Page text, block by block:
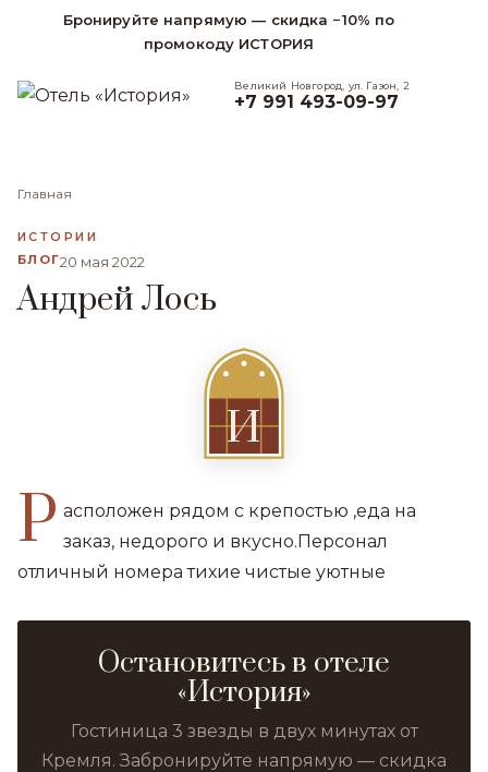
Бронируйте напрямую — скидка −10% по
промокоду ИСТОРИЯ
Великий Новгород, ул. Газон, 2
+7 991 493-09-97
Главная
ИСТОРИИ
БЛОГ20 мая 2022
Андрей Лось
И
Р асположен рядом с крепостью ,еда на
заказ, недорого и вкусно.Персонал
отличный номера тихие чистые уютные
Остановитесь в отеле
«История»
Гостиница 3 звезды в двух минутах от
Кремля. Забронируйте напрямую — скидка